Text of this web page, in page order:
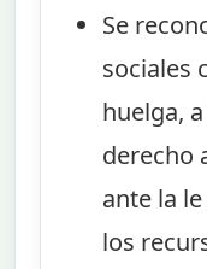
Se
sociales
huelga,
derecho
ante la
los